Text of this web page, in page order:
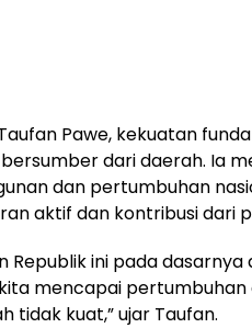
Pawe, kekuatan
dari daerah. Ia
dan pertumbuhan
aktif dan kontribusi dari
Republik ini pada
mencapai
tidak kuat,” ujar Taufan.